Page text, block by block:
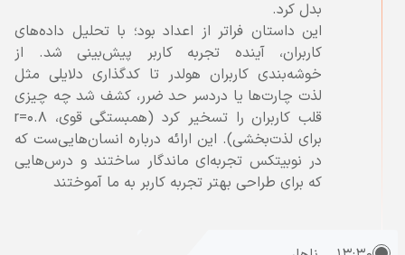
این داستان فراتر از اعداد بود؛ با تحلیل داده‌های
کاربران، آینده تجربه کاربر پیش‌بینی شد. از
خوشه‌بندی کاربران هولدر تا کدگذاری دلایلی مثل
لذت چارت‌ها یا دردسر حد ضرر، کشف شد چه چیزی
قلب کاربران را تسخیر کرد (همبستگی قوی، r=۰.۸
برای لذت‌بخشی). این ارائه درباره انسان‌هایی‌ست که
در نوبیتکس تجربه‌ای ماندگار ساختند و درس‌هایی
که برای طراحی بهتر تجربه کاربر به ما آموختند